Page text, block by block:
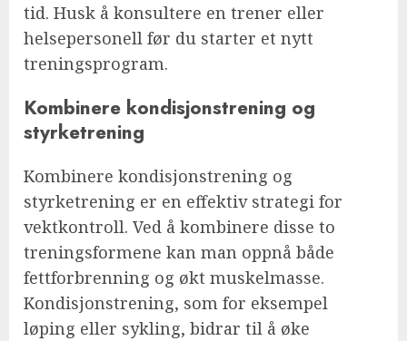
tid. Husk å konsultere en trener eller
helsepersonell før du starter et nytt
treningsprogram.
Kombinere kondisjonstrening og
styrketrening
Kombinere kondisjonstrening og
styrketrening er en effektiv strategi for
vektkontroll. Ved å kombinere disse to
treningsformene kan man oppnå både
fettforbrenning og økt muskelmasse.
Kondisjonstrening, som for eksempel
løping eller sykling, bidrar til å øke